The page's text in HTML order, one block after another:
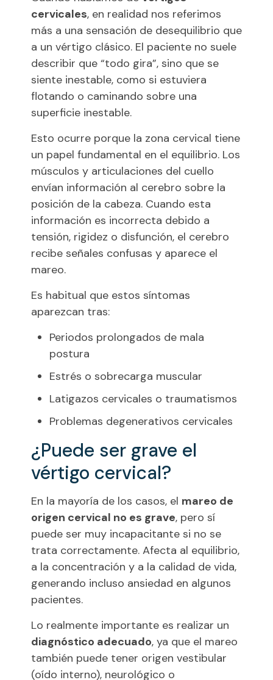
cervicales, en realidad nos referimos
más a una sensación de desequilibrio que
a un vértigo clásico. El paciente no suele
describir que “todo gira”, sino que se
siente inestable, como si estuviera
flotando o caminando sobre una
superficie inestable.
Esto ocurre porque la zona cervical tiene
un papel fundamental en el equilibrio. Los
músculos y articulaciones del cuello
envían información al cerebro sobre la
posición de la cabeza. Cuando esta
información es incorrecta debido a
tensión, rigidez o disfunción, el cerebro
recibe señales confusas y aparece el
mareo.
Es habitual que estos síntomas
aparezcan tras:
Periodos prolongados de mala
postura
Estrés o sobrecarga muscular
Latigazos cervicales o traumatismos
Problemas degenerativos cervicales
¿Puede ser grave el
vértigo cervical?
En la mayoría de los casos, el mareo de
origen cervical no es grave, pero sí
puede ser muy incapacitante si no se
trata correctamente. Afecta al equilibrio,
a la concentración y a la calidad de vida,
generando incluso ansiedad en algunos
pacientes.
Lo realmente importante es realizar un
diagnóstico adecuado, ya que el mareo
también puede tener origen vestibular
(oído interno), neurológico o